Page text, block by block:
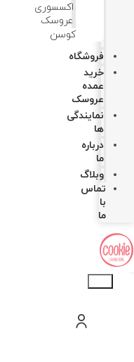
اکسسوری
عروسک
کوسن
فروشگاه
خرید
عمده
عروسک
نمایندگی
ها
درباره
ما
وبلاگ
تماس
با
ما
Products
search